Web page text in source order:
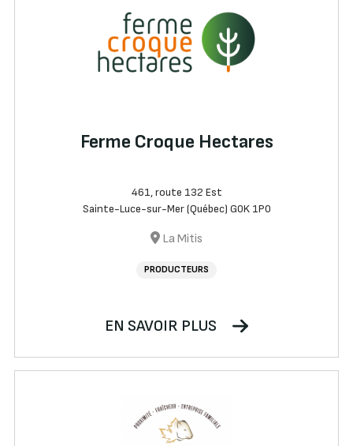
Ferme Croque Hectares
461, route 132 Est
Sainte-Luce-sur-Mer (Québec) G0K 1P0
La Mitis
PRODUCTEURS
EN SAVOIR PLUS